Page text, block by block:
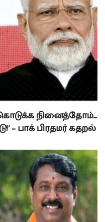
கொடுக்க நினைத்தோம்…
– பாக் பிரதமர் கதறல்